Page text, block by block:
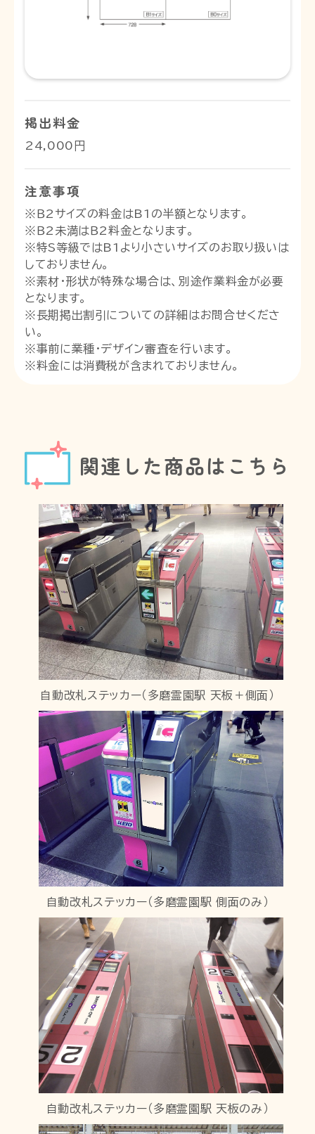
掲出料金
24,000円
注意事項
※Ｂ2サイズの料金はB1の半額となります。
※Ｂ2未満はＢ2料金となります。
※特S等級ではB1より小さいサイズのお取り扱いは
しておりません。
※素材・形状が特殊な場合は、別途作業料金が必要
となります。
※長期掲出割引についての詳細はお問合せくださ
い。
※事前に業種・デザイン審査を行います。
※料金には消費税が含まれておりません。
関連した商品はこちら
自動改札ステッカー（多磨霊園駅 天板＋側面）
自動改札ステッカー（多磨霊園駅 側面のみ）
自動改札ステッカー（多磨霊園駅 天板のみ）